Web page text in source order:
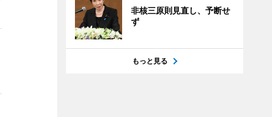
非核三原則見直し、予断せ
ず
もっと見る